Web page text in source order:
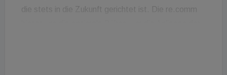
die stets in die Zukunft gerichtet ist. Die re.comm